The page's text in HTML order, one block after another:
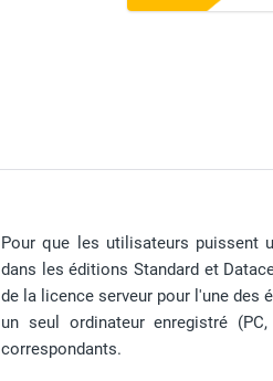
Pour que les utilisateurs puissent
dans les éditions Standard et
de la licence serveur pour l'une des
un seul ordinateur enregistré
correspondants.